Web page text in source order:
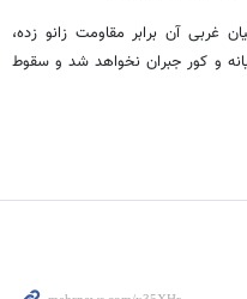
غربی آن برابر مقاومت زانو زده،
و کور جبران نخواهد شد و سقوط